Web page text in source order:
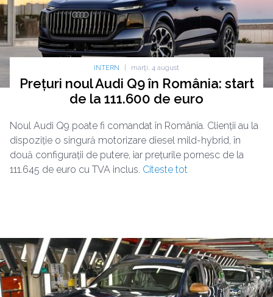
INTERN marţi, 4 august
Prețuri noul Audi Q9 în România: start
de la 111.600 de euro
Noul Audi Q9 poate fi comandat în România. Clienții au la
dispoziție o singură motorizare diesel mild-hybrid, în
două configurații de putere, iar prețurile pornesc de la
111.645 de euro cu TVA inclus. Citeste tot